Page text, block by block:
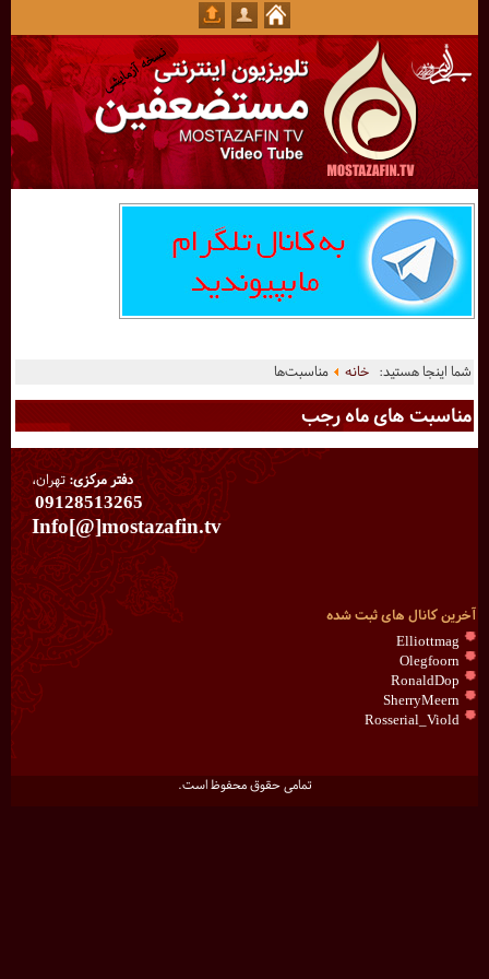
شما اینجا هستید:خانه مناسبت‌ها
مناسبت های ماه رجب
دفتر مرکزی:تهران،
09128513265
Info[@]mostazafin.tv
آخرین کانال های ثبت شده
Elliottmag
Olegfoorn
RonaldDop
SherryMeern
Rosserial_Viold
تمامی حقوق محفوظ است.